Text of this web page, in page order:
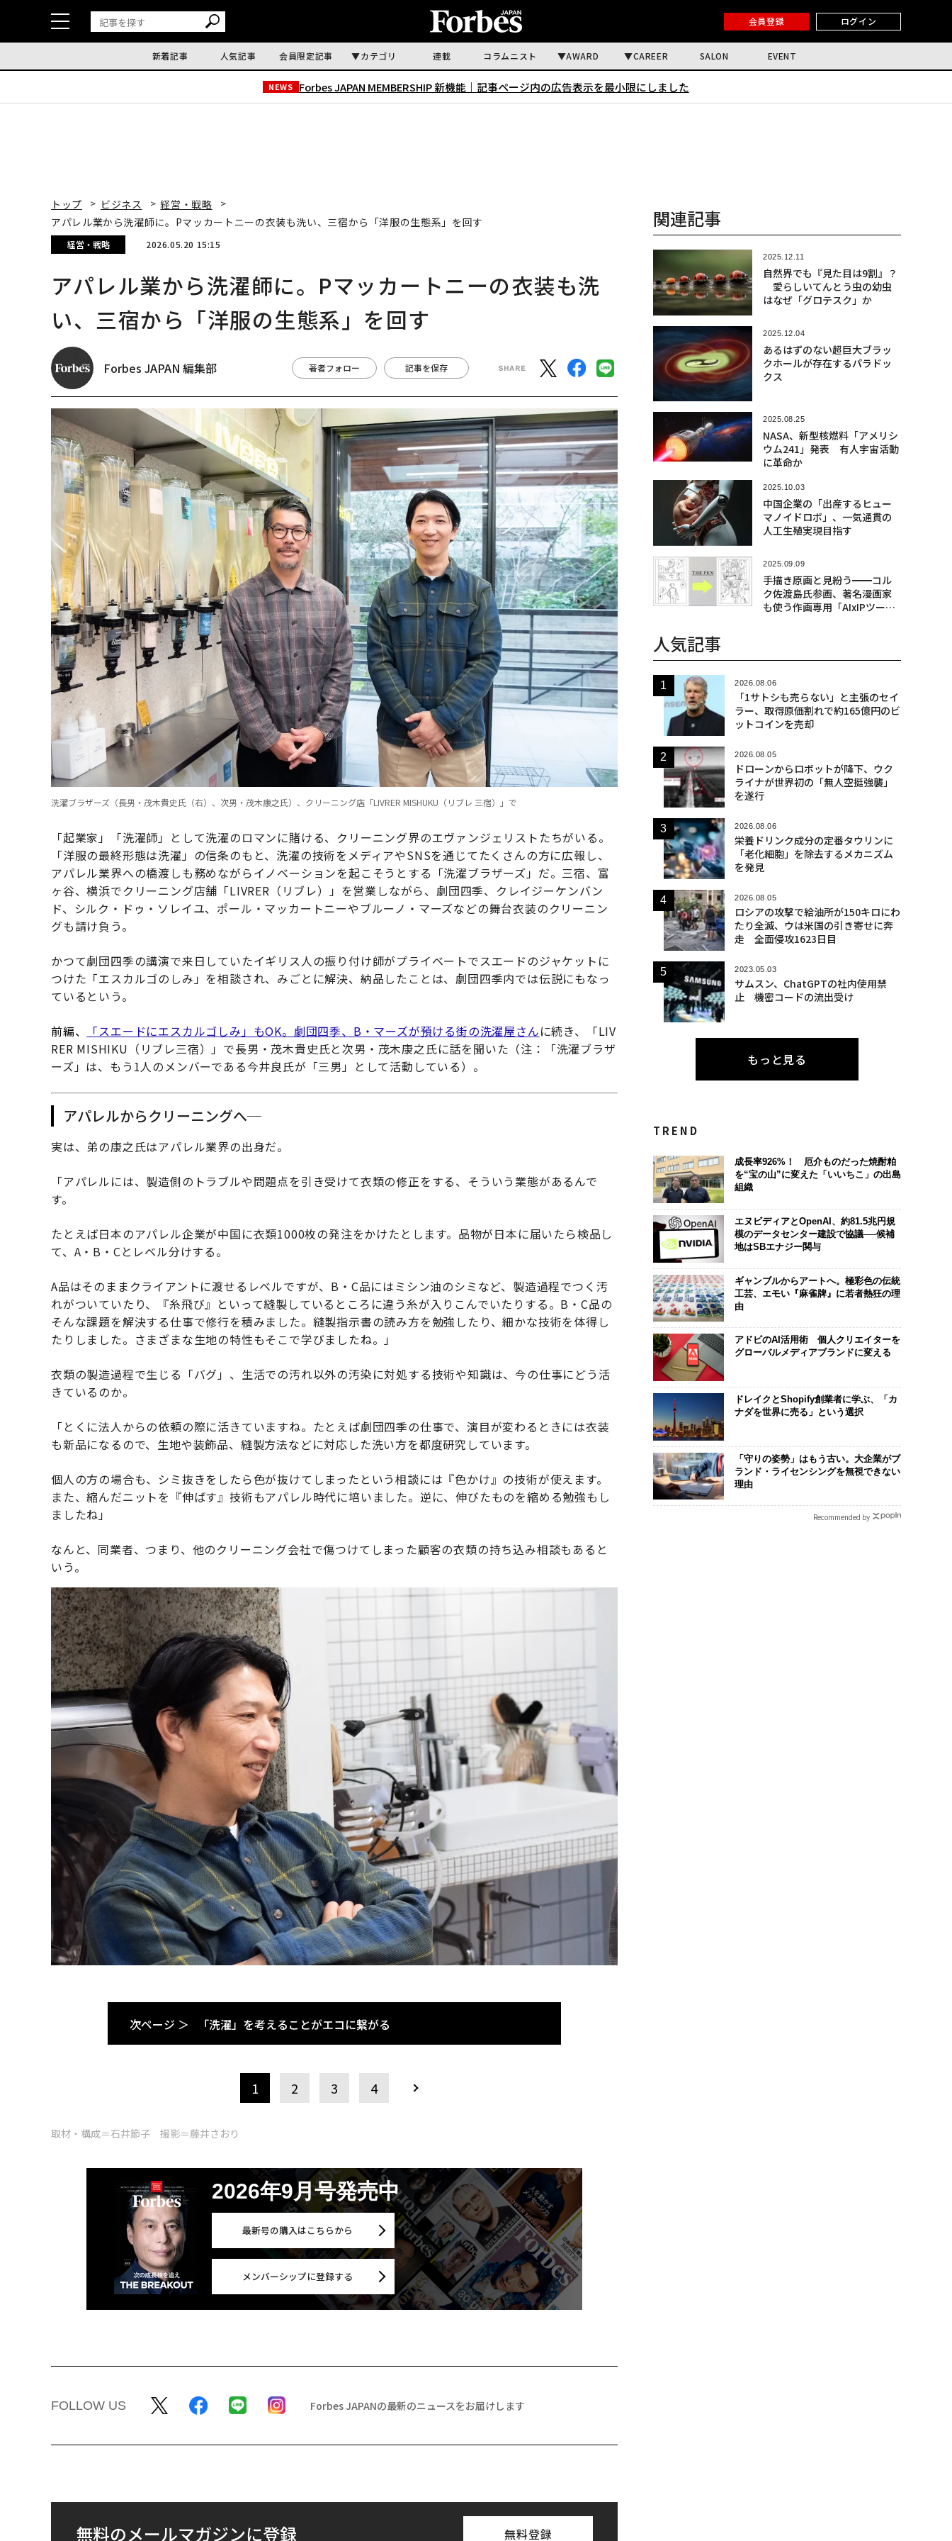
会員登録 ログイン
新着記事 人気記事 会員限定記事 カテゴリ 連載 コラムニスト AWARD CAREER SALON EVENT
NEWS Forbes JAPAN MEMBERSHIP 新機能｜ 記事ページ内の広告表示を最小限にしました
トップ ビジネス
経営・戦略
アパレル業から洗濯師に。Pマッカートニーの衣装も洗い、三宿から「洋服の生態系」を回す
経営・戦略 2026.05.20 15:15
アパレル業から洗濯師に。Pマッカートニーの衣装も洗
い、三宿から「洋服の生態系」を回す
Forbes JAPAN 編集部 著者フォロー 記事を保存
洗濯ブラザーズ（長男・茂木貴史氏（右）、次男・茂木康之氏）、クリーニング店「LIVRER MISHUKU（リブレ 三宿）」で
「起業家」「洗濯師」として洗濯のロマンに賭ける、クリーニング界のエヴァンジェリストたちがいる。
「洋服の最終形態は洗濯」の信条のもと、洗濯の技術をメディアやSNSを通じてたくさんの方に広報し、
アパレル業界への橋渡しも務めながらイノベーションを起こそうとする「洗濯ブラザーズ」だ。三宿、富
ヶ谷、横浜でクリーニング店舗「LIVRER（リブレ）」を営業しながら、劇団四季、クレイジーケンバン
ド、シルク・ドゥ・ソレイユ、ポール・マッカートニーやブルーノ・マーズなどの舞台衣装のクリーニン
グも請け負う。
かつて劇団四季の講演で来日していたイギリス人の振り付け師がプライベートでスエードのジャケットに
つけた「エスカルゴのしみ」を相談され、みごとに解決、納品したことは、劇団四季内では伝説にもなっ
ているという。
前編、 「スエードにエスカルゴしみ」もOK。劇団四季、B・マーズが預ける街の洗濯屋さんに続き、「LIV
RER MISHIKU（リブレ三宿）」で長男・茂木貴史氏と次男・茂木康之氏に話を聞いた（注：「洗濯ブラザ
ーズ」は、もう1人のメンバーである今井良氏が「三男」として活動している）。
アパレルからクリーニングへ─
実は、弟の康之氏はアパレル業界の出身だ。
「アパレルには、製造側のトラブルや問題点を引き受けて衣類の修正をする、そういう業態があるんで
す。
たとえば日本のアパレル企業が中国に衣類1000枚の発注をかけたとします。品物が日本に届いたら検品し
て、A・B・Cとレベル分けする。
A品はそのままクライアントに渡せるレベルですが、B・C品にはミシン油のシミなど、製造過程でつく汚
れがついていたり、『糸飛び』といって縫製しているところに違う糸が入りこんでいたりする。B・C品の
そんな課題を解決する仕事で修行を積みました。縫製指示書の読み方を勉強したり、細かな技術を体得し
たりしました。さまざまな生地の特性もそこで学びましたね。」
衣類の製造過程で生じる「バグ」、生活での汚れ以外の汚染に対処する技術や知識は、今の仕事にどう活
きているのか。
「とくに法人からの依頼の際に活きていますね。たとえば劇団四季の仕事で、演目が変わるときには衣装
も新品になるので、生地や装飾品、縫製方法などに対応した洗い方を都度研究しています。
個人の方の場合も、シミ抜きをしたら色が抜けてしまったという相談には『色かけ』の技術が使えます。
また、縮んだニットを『伸ばす』技術もアパレル時代に培いました。逆に、伸びたものを縮める勉強もし
ましたね」
なんと、同業者、つまり、他のクリーニング会社で傷つけてしまった顧客の衣類の持ち込み相談もあると
いう。
次ページ ＞ 「洗濯」を考えることがエコに繋がる
1 2 3 4
取材・構成＝石井節子 撮影＝藤井さおり
2026年9月号発売中
最新号の購入はこちらから
メンバーシップに登録する
FOLLOW US Forbes JAPANの最新のニュースをお届けします
無料のメールマガジンに登録 無料登録
関連記事
2025.12.11
自然界でも『見た目は9割』？
愛らしいてんとう虫の幼虫
はなぜ「グロテスク」か
2025.12.04
あるはずのない超巨大ブラッ
クホールが存在するパラドッ
クス
2025.08.25
NASA、新型核燃料「アメリシ
ウム241」発表 有人宇宙活動
に革命か
2025.10.03
中国企業の「出産するヒュー
マノイドロボ」、一気通貫の
人工生殖実現目指す
2025.09.09
手描き原画と見紛う━━コル
ク佐渡島氏参画、著名漫画家
も使う作画専用「AIxIPツー
人気記事
2026.08.06
「1サトシも売らない」と主張のセイ
ラー、取得原価割れで約165億円のビ
ットコインを売却
2026.08.05
ドローンからロボットが降下、ウク
ライナが世界初の「無人空挺強襲」
を遂行
2026.08.06
栄養ドリンク成分の定番タウリンに
「老化細胞」を除去するメカニズム
を発見
2026.08.05
ロシアの攻撃で給油所が150キロにわ
たり全滅、ウは米国の引き寄せに奔
走 全面侵攻1623日目
2023.05.03
サムスン、ChatGPTの社内使用禁
止 機密コードの流出受け
もっと見る
TREND
成長率926%！ 厄介ものだった焼酎粕
を“宝の山”に変えた「いいちこ」の出島
組織
エヌビディアとOpenAI、約81.5兆円規
模のデータセンター建設で協議──候補
地はSBエナジー関与
ギャンブルからアートへ。極彩色の伝統
工芸、エモい『麻雀牌』に若者熱狂の理
由
アドビのAI活用術 個人クリエイターを
グローバルメディアブランドに変える
ドレイクとShopify創業者に学ぶ、「カ
ナダを世界に売る」という選択
「守りの姿勢」はもう古い。大企業がブ
ランド・ライセンシングを無視できない
理由
Recommended by